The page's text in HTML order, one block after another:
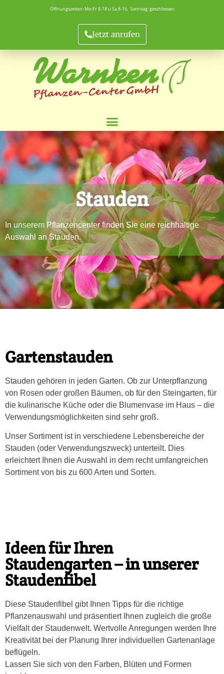
Öffnungszeiten: Mo-Fr 8-18 u Sa 8-16, Sonntag: geschlossen
Jetzt anrufen
Stauden
In unserem Pflanzencenter finden Sie eine reichhaltige
Auswahl an Stauden.
Gartenstauden
Stauden gehören in jeden Garten. Ob zur Unterpflanzung
von Rosen oder großen Bäumen, ob für den Steingarten, für
die kulinarische Küche oder die Blumenvase im Haus – die
Verwendungsmöglichkeiten sind sehr groß.
Unser Sortiment ist in verschiedene Lebensbereiche der
Stauden (oder Verwendungszweck) unterteilt. Dies
erleichtert Ihnen die Auswahl in dem recht umfangreichen
Sortiment von bis zu 600 Arten und Sorten.
Ideen für Ihren
Staudengarten – in unserer
Staudenfibel
Diese Staudenfibel gibt Ihnen Tipps für die richtige
Pflanzenauswahl und präsentiert Ihnen zugleich die große
Vielfalt der Staudenwelt. Wertvolle Anregungen werden Ihre
Kreativität bei der Planung Ihrer individuellen Gartenanlage
beflügeln.
Lassen Sie sich von den Farben, Blüten und Formen